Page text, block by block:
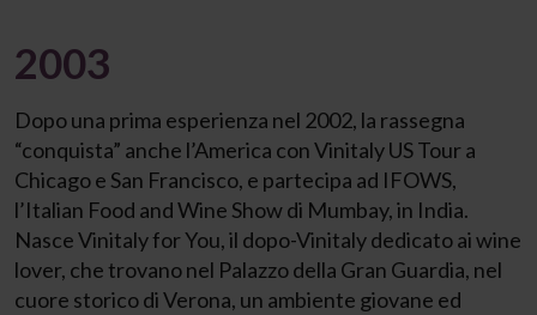
2003
Dopo una prima esperienza nel 2002, la rassegna
“conquista” anche l’America con Vinitaly US Tour a
Chicago e San Francisco, e partecipa ad IFOWS,
l’Italian Food and Wine Show di Mumbay, in India.
Nasce Vinitaly for You, il dopo-Vinitaly dedicato ai wine
lover, che trovano nel Palazzo della Gran Guardia, nel
cuore storico di Verona, un ambiente giovane ed